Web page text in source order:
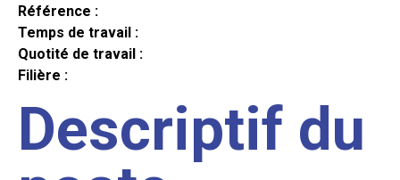
Référence :
Temps de travail :
Quotité de travail :
Filière :
Descriptif du